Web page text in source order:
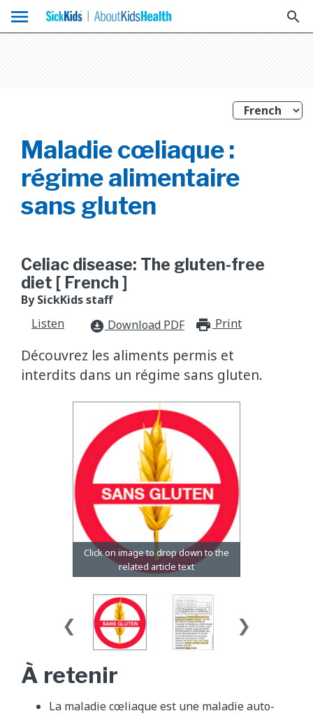
menu search
Maladie cœliaque :
régime alimentaire
sans gluten
Celiac disease: The gluten-free
diet [ French ]
By SickKids staff
Listen
download_for_offline Download PDF Print
Découvrez les aliments permis et
interdits dans un régime sans gluten.
À retenir
La maladie cœliaque est une maladie auto-